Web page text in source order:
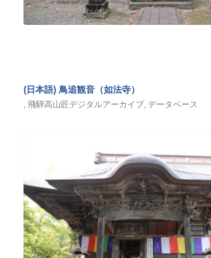
(日本語) 鳥追観音（如法寺）
, 飛騨高山匠デジタルアーカイブ, データベース